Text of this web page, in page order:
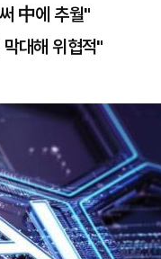
中에 추월"
대해 위협적"